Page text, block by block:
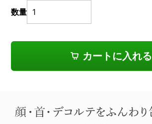
数量
カートに入れる